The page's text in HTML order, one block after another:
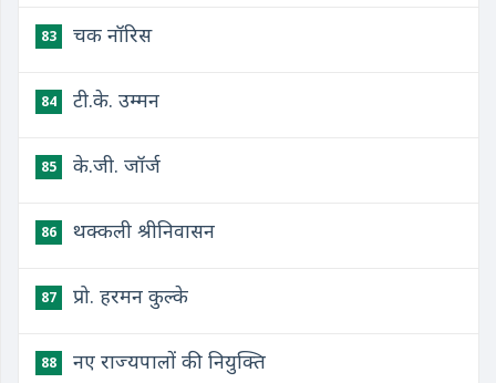
83 चक नॉरिस
84 टी.के. उम्मन
85 के.जी. जॉर्ज
86 थक्कली श्रीनिवासन
87 प्रो. हरमन कुल्के
88 नए राज्यपालों की नियुक्ति